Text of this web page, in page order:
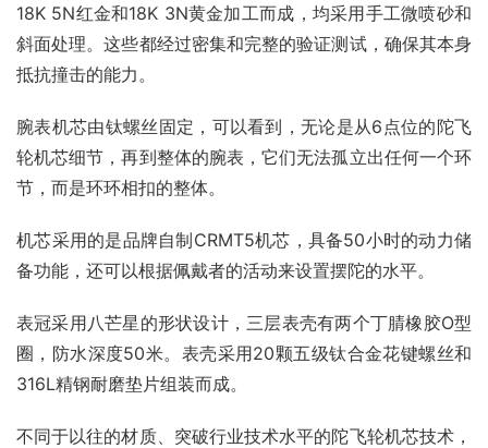
18K 5N红金和18K 3N黄金加工而成，均采用手工微喷砂和
斜面处理。这些都经过密集和完整的验证测试，确保其本身
抵抗撞击的能力。
腕表机芯由钛螺丝固定，可以看到，无论是从6点位的陀飞
轮机芯细节，再到整体的腕表，它们无法孤立出任何一个环
节，而是环环相扣的整体。
机芯采用的是品牌自制CRMT5机芯，具备50小时的动力储
备功能，还可以根据佩戴者的活动来设置摆陀的水平。
表冠采用八芒星的形状设计，三层表壳有两个丁腈橡胶O型
圈，防水深度50米。表壳采用20颗五级钛合金花键螺丝和
316L精钢耐磨垫片组装而成。
不同于以往的材质、突破行业技术水平的陀飞轮机芯技术，